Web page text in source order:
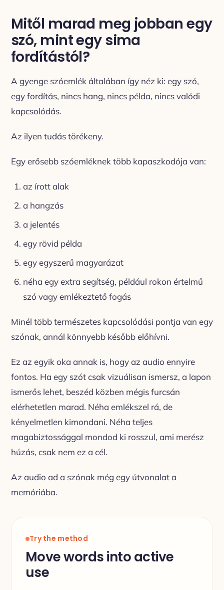
Mitől marad meg jobban egy
szó, mint egy sima
fordítástól?
A gyenge szóemlék általában így néz ki: egy szó,
egy fordítás, nincs hang, nincs példa, nincs valódi
kapcsolódás.
Az ilyen tudás törékeny.
Egy erősebb szóemléknek több kapaszkodója van:
az írott alak
a hangzás
a jelentés
egy rövid példa
egy egyszerű magyarázat
néha egy extra segítség, például rokon értelmű
szó vagy emlékeztető fogás
Minél több természetes kapcsolódási pontja van egy
szónak, annál könnyebb később előhívni.
Ez az egyik oka annak is, hogy az audio ennyire
fontos. Ha egy szót csak vizuálisan ismersz, a lapon
ismerős lehet, beszéd közben mégis furcsán
elérhetetlen marad. Néha emlékszel rá, de
kényelmetlen kimondani. Néha teljes
magabiztossággal mondod ki rosszul, ami merész
húzás, csak nem ez a cél.
Az audio ad a szónak még egy útvonalat a
memóriába.
Try the method
Move words into active
use